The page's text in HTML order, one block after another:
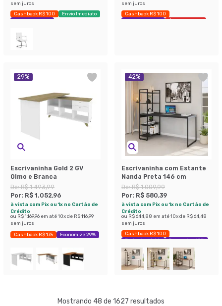
sem juros
Cashback R$ 100
Envio Imediato
Exclusivo Mobly
sem juros
Cashback R$ 100
Exclusivo Mobly
Últimas peças
29%
Escrivaninha Gold 2 GV
Olmo e Branca
De:R$ 1.493,99
Por: R$ 1.052,96
à vista com Pix ou 1x no Cartão de
Crédito
ou R$ 1.169,96 em até10x de R$ 116,99
sem juros
Cashback R$ 175 Economize 29%
42%
Escrivaninha com Estante
Nanda Preta 146 cm
De:R$ 1.009,99
Por: R$ 580,39
à vista com Pix ou 1x no Cartão de
Crédito
ou R$ 644,88 em até10x de R$ 64,48
sem juros
Cashback R$ 100
Exclusivo Mobly
Economize 42%
Mostrando 48 de 1627 resultados